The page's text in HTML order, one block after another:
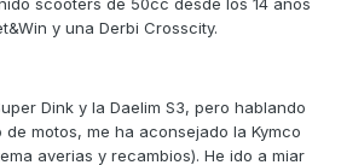
scooters de 50cc desde los 14 años
y una Derbi Crosscity.
Dink y la Daelim S3, pero hablando
motos, me ha aconsejado la Kymco
averias y recambios). He ido a miar